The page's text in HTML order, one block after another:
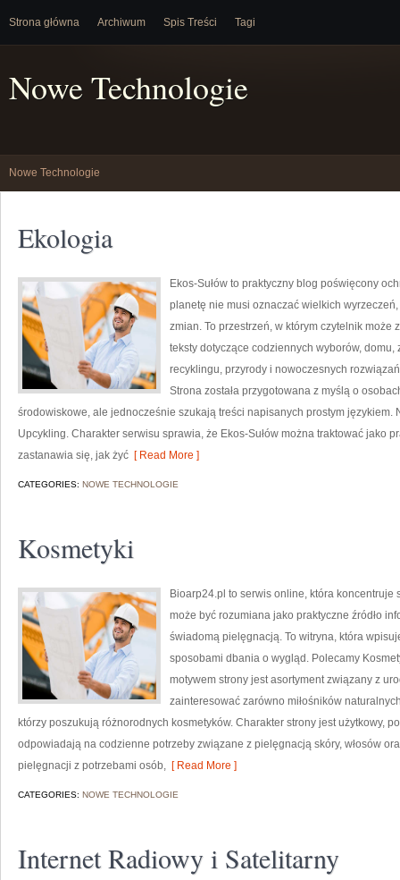
Strona główna Archiwum Spis Treści Tagi
Nowe Technologie
Nowe Technologie
Ekologia
Ekos-Sułów to praktyczny blog poświęcony
planetę nie musi oznaczać wielkich
zmian. To przestrzeń, w którym czytelnik może
teksty dotyczące codziennych wyborów,
recyklingu, przyrody i nowoczesnych
Strona została przygotowana z myślą o
środowiskowe, ale jednocześnie szukają treści napisanych prostym językiem.
Upcykling. Charakter serwisu sprawia, że Ekos-Sułów można traktować jako
zastanawia się, jak żyć [ Read More ]
CATEGORIES: NOWE TECHNOLOGIE
Kosmetyki
Bioarp24.pl to serwis online, która koncentruje
może być rozumiana jako praktyczne źródło
świadomą pielęgnacją. To witryna, która
sposobami dbania o wygląd. Polecamy
motywem strony jest asortyment związany z
zainteresować zarówno miłośników
którzy poszukują różnorodnych kosmetyków. Charakter strony jest użytkowy,
odpowiadają na codzienne potrzeby związane z pielęgnacją skóry, włosów
pielęgnacji z potrzebami osób, [ Read More ]
CATEGORIES: NOWE TECHNOLOGIE
Internet Radiowy i Satelitarny